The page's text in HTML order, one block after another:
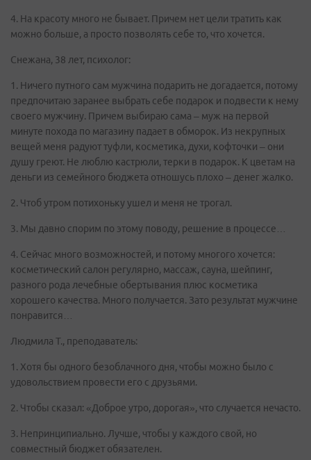
4. На красоту много не бывает. Причем нет цели тратить как
можно больше, а просто позволять себе то, что хочется.
Снежана, 38 лет, психолог:
1. Ничего путного сам мужчина подарить не догадается, потому
предпочитаю заранее выбрать себе подарок и подвести к нему
своего мужчину. Причем выбираю сама – муж на первой
минуте похода по магазину падает в обморок. Из некрупных
вещей меня радуют туфли, косметика, духи, кофточки – они
душу греют. Не люблю кастрюли, терки в подарок. К цветам на
деньги из семейного бюджета отношусь плохо – денег жалко.
2. Чтоб утром потихоньку ушел и меня не трогал.
3. Мы давно спорим по этому поводу, решение в процессе…
4. Сейчас много возможностей, и потому многого хочется:
косметический салон регулярно, массаж, сауна, шейпинг,
разного рода лечебные обертывания плюс косметика
хорошего качества. Много получается. Зато результат мужчине
понравится…
Людмила Т., преподаватель:
1. Хотя бы одного безоблачного дня, чтобы можно было с
удовольствием провести его с друзьями.
2. Чтобы сказал: «Доброе утро, дорогая», что случается нечасто.
3. Непринципиально. Лучше, чтобы у каждого свой, но
совместный бюджет обязателен.